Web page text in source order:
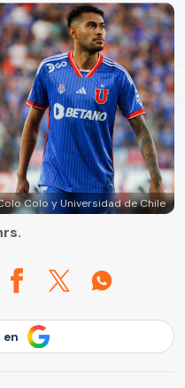
Colo y Universidad de Chile
en